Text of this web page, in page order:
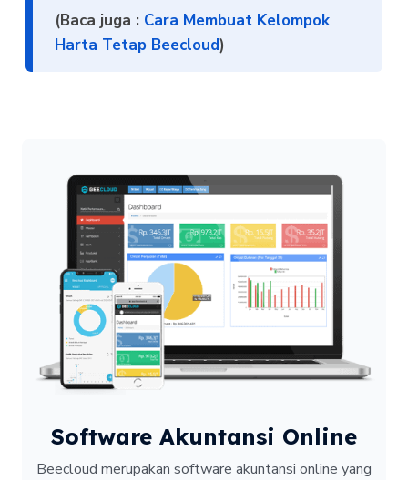
(Baca juga : Cara Membuat Kelompok
Harta Tetap Beecloud)
Software Akuntansi Online
Beecloud merupakan software akuntansi online yang